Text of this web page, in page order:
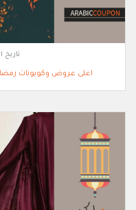
تاريخ
اعلى عروض وكوبونات رمضان